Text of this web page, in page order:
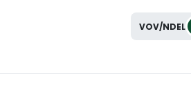
VOV/NDEL